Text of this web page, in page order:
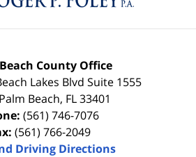
County Office
Lakes Blvd Suite 1555
Beach, FL 33401
(561) 746-7076
(561) 766-2049
Driving Directions